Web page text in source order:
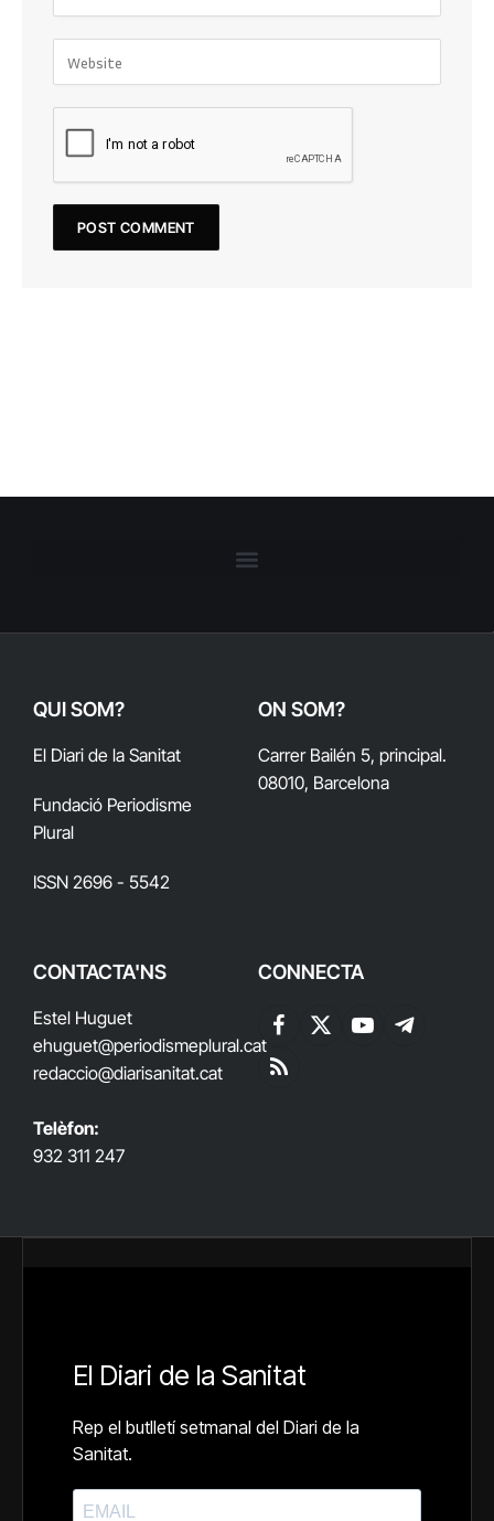
QUI SOM?
El Diari de la Sanitat
Fundació Periodisme
Plural
ISSN 2696 - 5542
ON SOM?
Carrer Bailén 5, principal.
08010, Barcelona
CONTACTA'NS
Estel Huguet
ehuguet@periodismeplural.cat
redaccio@diarisanitat.cat
Telèfon:
932 311 247
CONNECTA
Facebook
X
YouTubeTelegram
RSS